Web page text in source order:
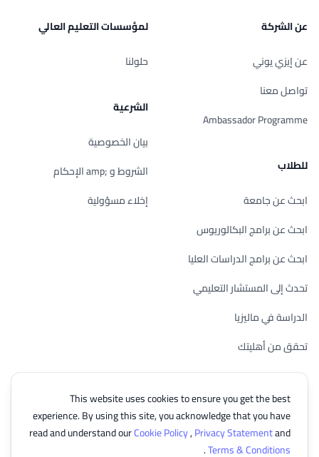
This website uses cookies to ensure you get the best
experience. By using this site, you acknowledge that you have
read and understand ourCookie Policy,Privacy Statementand
Terms & Conditions
.
عن الشركة
عن إيزي يوني
تواصل معنا
Ambassador Programme
للطلاب
ابحث عن جامعة
ابحث عن برامج البكالوريوس
ابحث عن برامج الدراسات العليا
تحدث إلى المستشار التعليمي
الدراسة في ماليزيا
تحقق من أهليتك
لمؤسسات التعليم العالي
حلولنا
الشرعية
بيان الخصوصية
الشروط و ;amp الإحكام
إخلاء مسؤولية
© 2026 EasyUni Sdn Bhd, company registration number 200801016907
(818200-P). All rights reserved.